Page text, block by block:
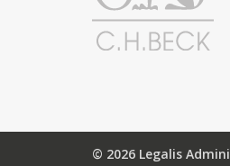
© 2026 Legalis